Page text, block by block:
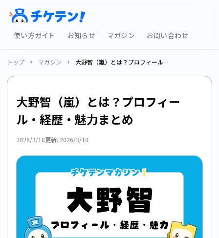
使い方ガイド お知らせ マガジン お問い合わせ
トップ マガジン 大野智（嵐）とは？プロフィール・経歴・魅力まとめ
大野智（嵐）とは？プロフィー
ル・経歴・魅力まとめ
2026/3/18更新: 2026/3/18